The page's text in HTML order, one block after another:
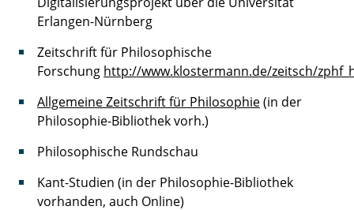
Erlangen-Nürnberg
Zeitschrift für Philosophische
Forschung http://www.klostermann.de/zeitsch/
Allgemeine Zeitschrift für Philosophie(in der
Philosophie-Bibliothek vorh.)
Philosophische Rundschau
Kant-Studien (in der Philosophie-Bibliothek
vorhanden, auch Online)